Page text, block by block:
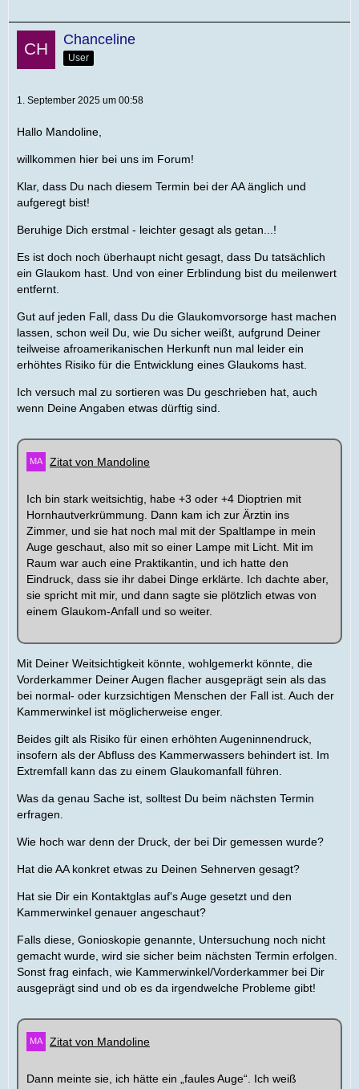
Chanceline
User
1. September 2025 um 00:58
Hallo Mandoline,
willkommen hier bei uns im Forum!
Klar, dass Du nach diesem Termin bei der AA änglich und
aufgeregt bist!
Beruhige Dich erstmal - leichter gesagt als getan...!
Es ist doch noch überhaupt nicht gesagt, dass Du tatsächlich
ein Glaukom hast. Und von einer Erblindung bist du meilenwert
entfernt.
Gut auf jeden Fall, dass Du die Glaukomvorsorge hast machen
lassen, schon weil Du, wie Du sicher weißt, aufgrund Deiner
teilweise afroamerikanischen Herkunft nun mal leider ein
erhöhtes Risiko für die Entwicklung eines Glaukoms hast.
Ich versuch mal zu sortieren was Du geschrieben hat, auch
wenn Deine Angaben etwas dürftig sind.
Zitat von Mandoline
Ich bin stark weitsichtig, habe +3 oder +4 Dioptrien mit
Hornhautverkrümmung. Dann kam ich zur Ärztin ins
Zimmer, und sie hat noch mal mit der Spaltlampe in mein
Auge geschaut, also mit so einer Lampe mit Licht. Mit im
Raum war auch eine Praktikantin, und ich hatte den
Eindruck, dass sie ihr dabei Dinge erklärte. Ich dachte aber,
sie spricht mit mir, und dann sagte sie plötzlich etwas von
einem Glaukom-Anfall und so weiter.
Mit Deiner Weitsichtigkeit könnte, wohlgemerkt könnte, die
Vorderkammer Deiner Augen flacher ausgeprägt sein als das
bei normal- oder kurzsichtigen Menschen der Fall ist. Auch der
Kammerwinkel ist möglicherweise enger.
Beides gilt als Risiko für einen erhöhten Augeninnendruck,
insofern als der Abfluss des Kammerwassers behindert ist. Im
Extremfall kann das zu einem Glaukomanfall führen.
Was da genau Sache ist, solltest Du beim nächsten Termin
erfragen.
Wie hoch war denn der Druck, der bei Dir gemessen wurde?
Hat die AA konkret etwas zu Deinen Sehnerven gesagt?
Hat sie Dir ein Kontaktglas auf's Auge gesetzt und den
Kammerwinkel genauer angeschaut?
Falls diese, Gonioskopie genannte, Untersuchung noch nicht
gemacht wurde, wird sie sicher beim nächsten Termin erfolgen.
Sonst frag einfach, wie Kammerwinkel/Vorderkammer bei Dir
ausgeprägt sind und ob es da irgendwelche Probleme gibt!
Zitat von Mandoline
Dann meinte sie, ich hätte ein „faules Auge“. Ich weiß